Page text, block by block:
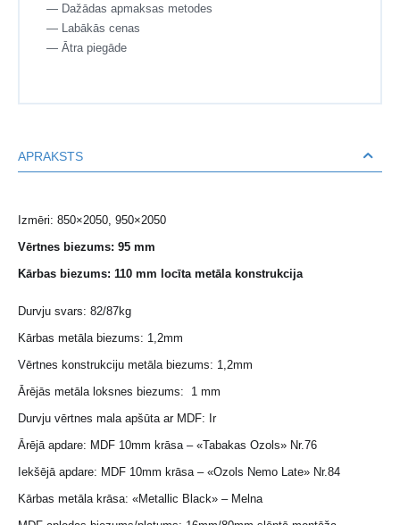
— Dažādas apmaksas metodes
— Labākās cenas
— Ātra piegāde
APRAKSTS
Izmēri: 850×2050, 950×2050
Vērtnes biezums: 95 mm
Kārbas biezums: 110 mm locīta metāla konstrukcija
Durvju svars: 82/87kg
Kārbas metāla biezums: 1,2mm
Vērtnes konstrukciju metāla biezums: 1,2mm
Ārējās metāla loksnes biezums: 1 mm
Durvju vērtnes mala apšūta ar MDF: Ir
Ārējā apdare: MDF 10mm krāsa – «Tabakas Ozols» Nr.76
Iekšējā apdare: MDF 10mm krāsa – «Ozols Nemo Late» Nr.84
Kārbas metāla krāsa: «Metallic Black» – Melna